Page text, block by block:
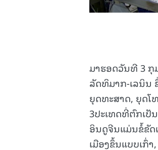
ມາຮອດວັນທີ 3 ກຸ
ລັດທິມາກ-ເລນິນ
ຍຸດທະສາດ, ຍຸດໂ
3ປະເທດທີ່ຕົກເປັ
ອິນດູຈີນແມ່ນຂໍ້ຂັດ
ເມືອງຂຶ້ນແບບເກົ່